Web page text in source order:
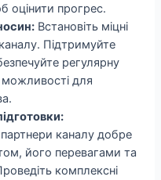
оцінити прогрес.
Встановіть міцні
Підтримуйте
регулярну
для
каналу добре
його перевагами та
комплексні